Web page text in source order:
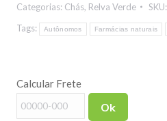
de
Bicho
Categorias: Chás, Relva Verde SKU:
Tags:
Autônomos Farmácias naturais
Calcular Frete
Ok